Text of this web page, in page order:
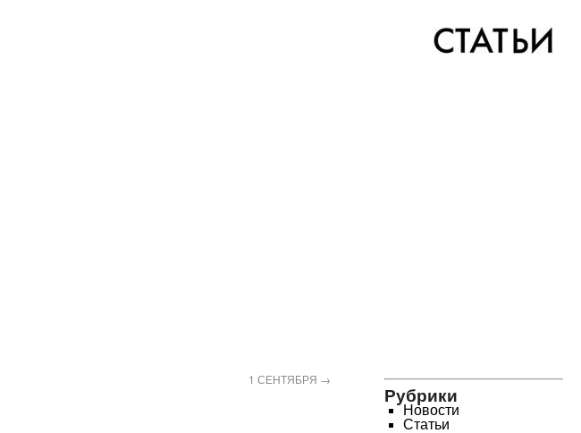
1 СЕНТЯБРЯ →
Рубрики
Новости
Статьи